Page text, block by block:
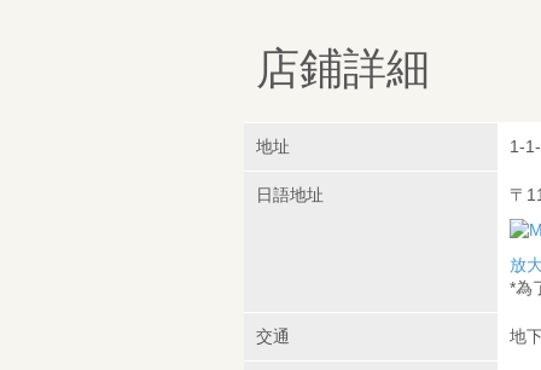
店鋪詳細
地址 1-
日語地址 〒
放
*為
交通 地